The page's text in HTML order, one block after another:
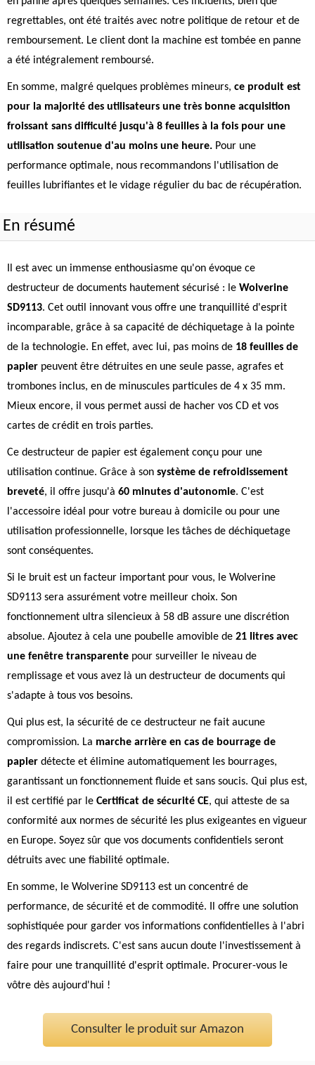
regrettables, ont été traités avec notre politique de retour et de
remboursement. Le client dont la machine est tombée en panne
a été intégralement remboursé.
En somme, malgré quelques problèmes mineurs, ce produit est
pour la majorité des utilisateurs une très bonne acquisition
froissant sans difficulté jusqu'à 8 feuilles à la fois pour une
utilisation soutenue d'au moins une heure. Pour une
performance optimale, nous recommandons l'utilisation de
feuilles lubrifiantes et le vidage régulier du bac de récupération.
En résumé
Il est avec un immense enthousiasme qu'on évoque ce
destructeur de documents hautement sécurisé : le Wolverine
SD9113. Cet outil innovant vous offre une tranquillité d'esprit
incomparable, grâce à sa capacité de déchiquetage à la pointe
de la technologie. En effet, avec lui, pas moins de 18 feuilles de
papier peuvent être détruites en une seule passe, agrafes et
trombones inclus, en de minuscules particules de 4 x 35 mm.
Mieux encore, il vous permet aussi de hacher vos CD et vos
cartes de crédit en trois parties.
Ce destructeur de papier est également conçu pour une
utilisation continue. Grâce à son système de refroidissement
breveté, il offre jusqu'à 60 minutes d'autonomie. C'est
l'accessoire idéal pour votre bureau à domicile ou pour une
utilisation professionnelle, lorsque les tâches de déchiquetage
sont conséquentes.
Si le bruit est un facteur important pour vous, le Wolverine
SD9113 sera assurément votre meilleur choix. Son
fonctionnement ultra silencieux à 58 dB assure une discrétion
absolue. Ajoutez à cela une poubelle amovible de 21 litres avec
une fenêtre transparente pour surveiller le niveau de
remplissage et vous avez là un destructeur de documents qui
s'adapte à tous vos besoins.
Qui plus est, la sécurité de ce destructeur ne fait aucune
compromission. La marche arrière en cas de bourrage de
papier détecte et élimine automatiquement les bourrages,
garantissant un fonctionnement fluide et sans soucis. Qui plus est,
il est certifié par le Certificat de sécurité CE, qui atteste de sa
conformité aux normes de sécurité les plus exigeantes en vigueur
en Europe. Soyez sûr que vos documents confidentiels seront
détruits avec une fiabilité optimale.
En somme, le Wolverine SD9113 est un concentré de
performance, de sécurité et de commodité. Il offre une solution
sophistiquée pour garder vos informations confidentielles à l'abri
des regards indiscrets. C'est sans aucun doute l'investissement à
faire pour une tranquillité d'esprit optimale. Procurer-vous le
vôtre dès aujourd'hui !
Consulter le produit sur Amazon